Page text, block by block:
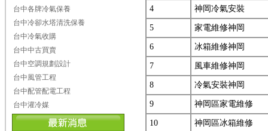
台中各牌冷氣保養
台中冷卻水塔清洗保養
台中冷氣收購
台中中古買賣
台中空調規劃設計
台中風管工程
台中配管配電工程
台中灌冷媒
4 神岡冷氣安裝
5 家電維修神岡
6 冰箱維修神岡
7 風車維修神岡
8 冷氣安裝神岡
9 神岡區家電維修
10 神岡區冰箱維修